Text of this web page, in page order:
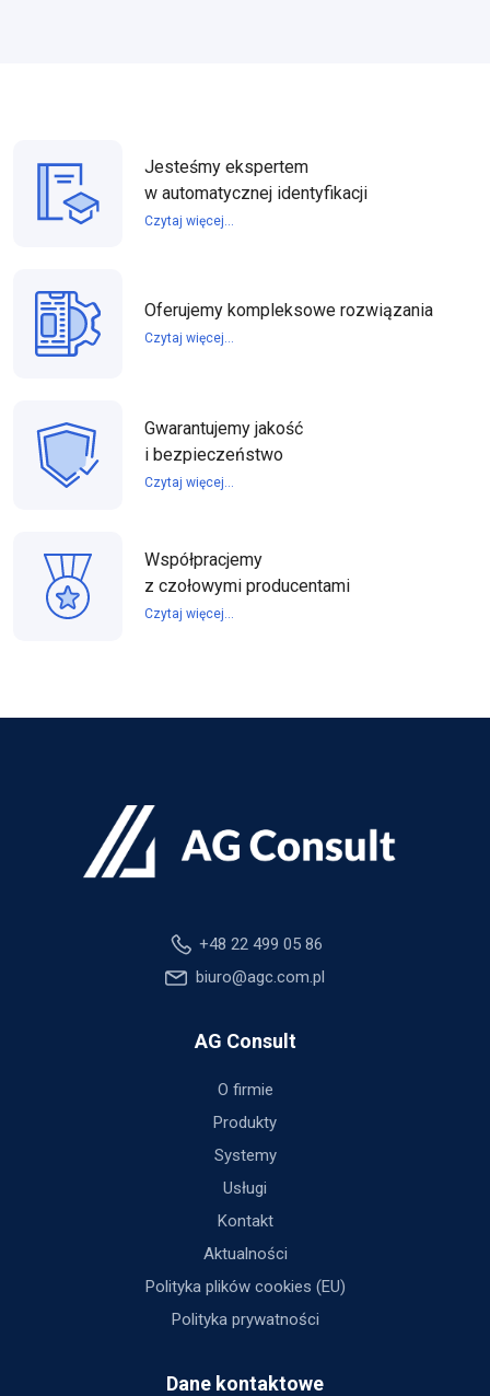
Jesteśmy ekspertem
w automatycznej identyfikacji
Czytaj więcej...
Oferujemy kompleksowe rozwiązania
Czytaj więcej...
Gwarantujemy jakość
i bezpieczeństwo
Czytaj więcej...
Współpracjemy
z czołowymi producentami
Czytaj więcej...
+48 22 499 05 86
biuro@agc.com.pl
AG Consult
O firmie
Produkty
Systemy
Usługi
Kontakt
Aktualności
Polityka plików cookies (EU)
Polityka prywatności
Dane kontaktowe